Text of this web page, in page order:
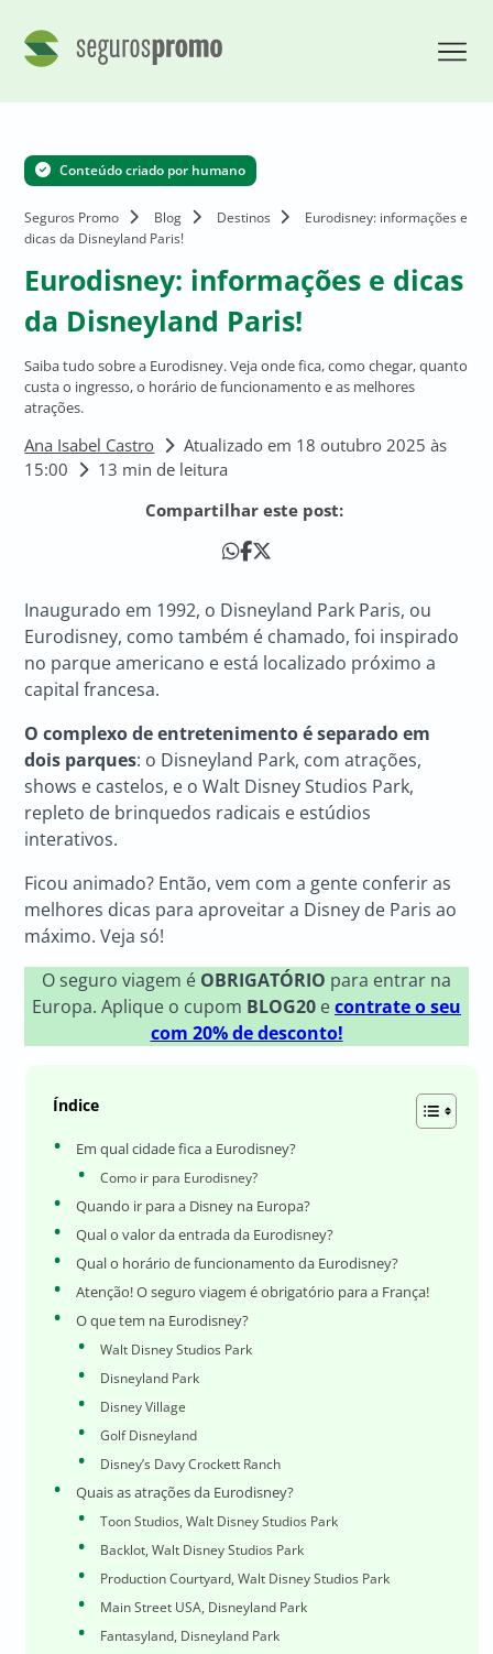
Conteúdo criado por humano
Seguros Promo Blog Destinos
Eurodisney: informações e
dicas da Disneyland Paris!
Eurodisney: informações e dicas
da Disneyland Paris!
Saiba tudo sobre a Eurodisney. Veja onde fica, como chegar, quanto
custa o ingresso, o horário de funcionamento e as melhores
atrações.
Ana Isabel Castro
Atualizado em 18 outubro 2025 às
15:00
13 min de leitura
Compartilhar este post:
Inaugurado em 1992, o Disneyland Park Paris, ou
Eurodisney, como também é chamado, foi inspirado
no parque americano e está localizado próximo a
capital francesa.
O complexo de entretenimento é separado em
dois parques: o Disneyland Park, com atrações,
shows e castelos, e o Walt Disney Studios Park,
repleto de brinquedos radicais e estúdios
interativos.
Ficou animado? Então, vem com a gente conferir as
melhores dicas para aproveitar a Disney de Paris ao
máximo. Veja só!
O seguro viagem é OBRIGATÓRIO para entrar na
Europa. Aplique o cupom BLOG20 econtrate o seu
com 20% de desconto!
Índice
Em qual cidade fica a Eurodisney?
Como ir para Eurodisney?
Quando ir para a Disney na Europa?
Qual o valor da entrada da Eurodisney?
Qual o horário de funcionamento da Eurodisney?
Atenção! O seguro viagem é obrigatório para a França!
O que tem na Eurodisney?
Walt Disney Studios Park
Disneyland Park
Disney Village
Golf Disneyland
Disney’s Davy Crockett Ranch
Quais as atrações da Eurodisney?
Toon Studios, Walt Disney Studios Park
Backlot, Walt Disney Studios Park
Production Courtyard, Walt Disney Studios Park
Main Street USA, Disneyland Park
Fantasyland, Disneyland Park